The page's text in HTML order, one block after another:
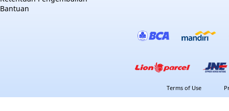
Bantuan
Terms of Use